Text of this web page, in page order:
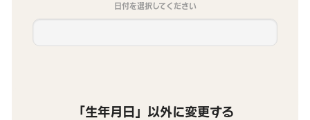
日付を選択してください
「生年月日」以外に変更する